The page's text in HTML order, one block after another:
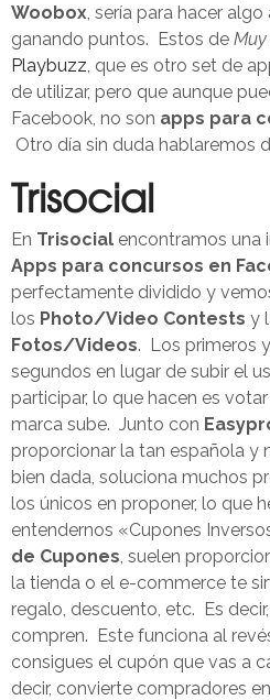
Woobox , sería para hacer
ganando puntos. Estos de Muy
Playbuzz , que es otro set de
de utilizar, pero que aunque
Facebook, no son apps para
Otro día sin duda hablaremos
Trisocial
En Trisocial encontramos una
Apps para concursos en
perfectamente dividido y
los Photo/Video Contests y
Fotos/Videos. Los primeros
segundos en lugar de subir el
participar, lo que hacen es
marca sube. Junto con
proporcionar la tan española y
bien dada, soluciona muchos
los únicos en proponer, lo que
entendernos «Cupones
de Cupones , suelen
la tienda o el e-commerce te
regalo, descuento, etc. Es
compren. Este funciona al
consigues el cupón que vas a
decir, convierte compradores